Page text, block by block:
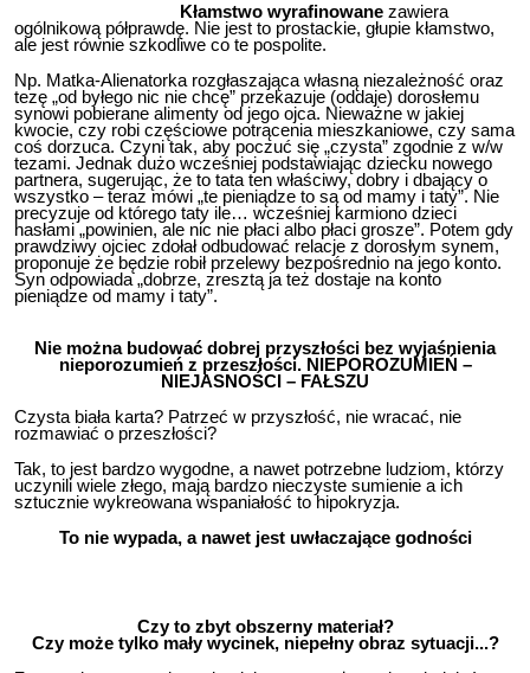
Kłamstwo wyrafinowane zawiera
ogólnikową półprawdę. Nie jest to prostackie, głupie kłamstwo,
ale jest równie szkodliwe co te pospolite.
Np. Matka-Alienatorka rozgłaszająca własną niezależność oraz
tezę „od byłego nic nie chcę” przekazuje (oddaje) dorosłemu
synowi pobierane alimenty od jego ojca. Nieważne w jakiej
kwocie, czy robi częściowe potrącenia mieszkaniowe, czy sama
coś dorzuca. Czyni tak, aby poczuć się „czysta” zgodnie z w/w
tezami. Jednak dużo wcześniej podstawiając dziecku nowego
partnera, sugerując, że to tata ten właściwy, dobry i dbający o
wszystko – teraz mówi „te pieniądze to są od mamy i taty”. Nie
precyzuje od którego taty ile… wcześniej karmiono dzieci
hasłami „powinien, ale nic nie płaci albo płaci grosze”. Potem gdy
prawdziwy ojciec zdołał odbudować relacje z dorosłym synem,
proponuje że będzie robił przelewy bezpośrednio na jego konto.
Syn odpowiada „dobrze, zresztą ja też dostaje na konto
pieniądze od mamy i taty”.
Nie można budować dobrej przyszłości bez wyjaśnienia
nieporozumień z przeszłości. NIEPOROZUMIEŃ –
NIEJASNOŚCI – FAŁSZU
Czysta biała karta? Patrzeć w przyszłość, nie wracać, nie
rozmawiać o przeszłości?
Tak, to jest bardzo wygodne, a nawet potrzebne ludziom, którzy
uczynili wiele złego, mają bardzo nieczyste sumienie a ich
sztucznie wykreowana wspaniałość to hipokryzja.
To nie wypada, a nawet jest uwłaczające godności
Czy to zbyt obszerny materiał?
Czy może tylko mały wycinek, niepełny obraz sytuacji...?